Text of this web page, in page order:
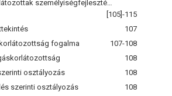
[105]-115
107
fogalma
107-108
108
osztályozás
108
szerinti osztályozás
108